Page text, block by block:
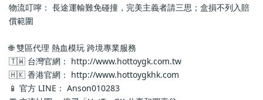
物流叮嚀： 長途運輸難免碰撞，完美主義者請三思；盒損不列入賠
償範圍
🌐 雙區代理 熱血模玩 跨境專業服務
🇹🇼 台灣官網： http://www.hottoygk.com.tw
🇭🇰 香港官網： http://www.hottoygkhk.com
📱 官方 LINE： Anson010283